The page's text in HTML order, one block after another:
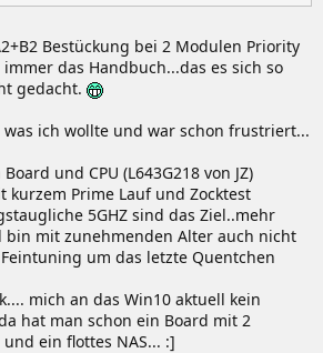
Bestückung bei 2 Modulen Priority
das Handbuch...das es sich so
gedacht.
was ich wollte und war schon frustriert...
und CPU (L643G218 von JZ)
kurzem Prime Lauf und Zocktest
5GHZ sind das Ziel..mehr
mit zunehmenden Alter auch nicht
um das letzte Quentchen
mich an das Win10 aktuell kein
hat man schon ein Board mit 2
ein flottes NAS... :]